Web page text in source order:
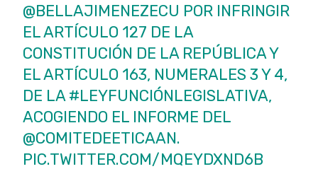
@BELLAJIMENEZECU POR INFRINGIR
EL ARTÍCULO 127 DE LA
CONSTITUCIÓN DE LA REPÚBLICA Y
EL ARTÍCULO 163, NUMERALES 3 Y 4,
DE LA#LEYFUNCIÓNLEGISLATIVA,
ACOGIENDO EL INFORME DEL
@COMITEDEETICAAN.
PIC.TWITTER.COM/MQEYDXND6B